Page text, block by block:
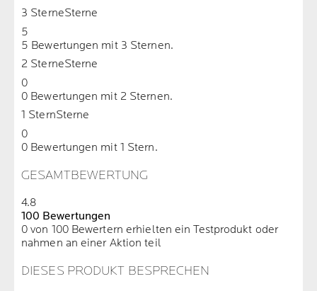
3 SterneSterne
5
5 Bewertungen mit 3 Sternen.
2 SterneSterne
0
0 Bewertungen mit 2 Sternen.
1 SternSterne
0
0 Bewertungen mit 1 Stern.
GESAMTBEWERTUNG
4.8
100 Bewertungen
0 von 100 Bewertern erhielten ein Testprodukt oder
nahmen an einer Aktion teil
DIESES PRODUKT BESPRECHEN